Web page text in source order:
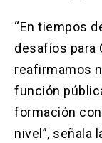
“En tiempos
desafíos para
reafirmamos
función
formación
nivel”, señala